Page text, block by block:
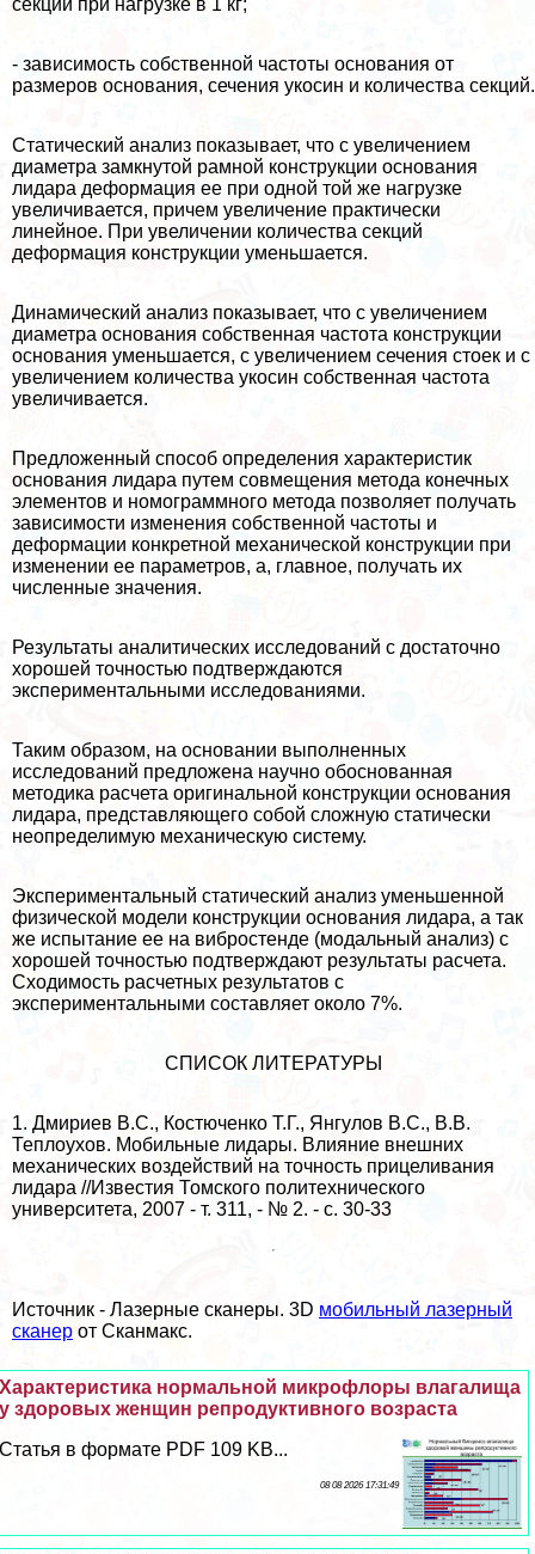
Источник - Лазерные сканеры. 3D мобильный лазерный
сканер от Сканмакс.
секций при нагрузке в 1 кг;
- зависимость собственной частоты основания от
размеров основания, сечения укосин и количества секций.
Статический анализ показывает, что с увеличением
диаметра замкнутой рамной конструкции основания
лидара деформация ее при одной той же нагрузке
увеличивается, причем увеличение пpaктически
линейное. При увеличении количества секций
деформация конструкции уменьшается.
Динамический анализ показывает, что с увеличением
диаметра основания собственная частота конструкции
основания уменьшается, с увеличением сечения стоек и с
увеличением количества укосин собственная частота
увеличивается.
Предложенный способ определения хаpaктеристик
основания лидара путем совмещения метода конечных
элементов и номограммного метода позволяет получать
зависимости изменения собственной частоты и
деформации конкретной механической конструкции при
изменении ее параметров, а, главное, получать их
численные значения.
Результаты аналитических исследований с достаточно
хорошей точностью подтверждаются
экспериментальными исследованиями.
Таким образом, на основании выполненных
исследований предложена научно обоснованная
методика расчета оригинальной конструкции основания
лидара, представляющего собой сложную статически
неопределимую механическую систему.
Экспериментальный статический анализ уменьшенной
физической модели конструкции основания лидара, а так
же испытание ее на вибростенде (модальный анализ) с
хорошей точностью подтверждают результаты расчета.
Сходимость расчетных результатов с
экспериментальными составляет около 7%.
СПИСОК ЛИТЕРАТУРЫ
1. Дмириев В.С., Костюченко Т.Г., Янгулов В.С., В.В.
Теплоухов. Мобильные лидары. Влияние внешних
механических воздействий на точность прицеливания
лидара //Известия Томского политехнического
университета, 2007 - т. 311, - № 2. - c. 30-33
Хаpaктеристика нормальной микрофлоры влагалища
у здоровых женщин репродуктивного возраста
Статья в формате PDF 109 KB...
08 08 2026 17:31:49